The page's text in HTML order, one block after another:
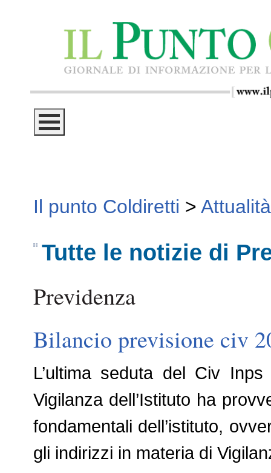
Il punto Coldiretti > Attualità
Tutte le notizie di
Previdenza
Bilancio previsione civ
L’ultima seduta del Civ
Vigilanza dell’Istituto ha
fondamentali dell’istituto,
gli indirizzi in materia di